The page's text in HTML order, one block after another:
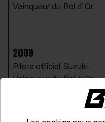
Vainqueur du Bol d'Or
2009
Pilote officiel Suzuki
Vainqueur du Bol d'Or
Vice champion de
3ème aux 24H du Mans